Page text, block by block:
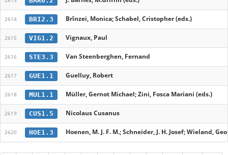
2614 BRI2.3 Brînzei, Monica; Schabel, Cristopher (eds.)
2615 VIG1.2 Vignaux, Paul
2616 STE3.3 Van Steenberghen, Fernand
2617 GUE1.1 Guelluy, Robert
2618 MUL1.1 Müller, Gernot Michael; Zini, Fosca Mariani (eds.)
2619 CUS1.5 Nicolaus Cusanus
2620 HOE1.3 Hoenen, M. J. F. M.; Schneider, J. H. Josef; Wieland,